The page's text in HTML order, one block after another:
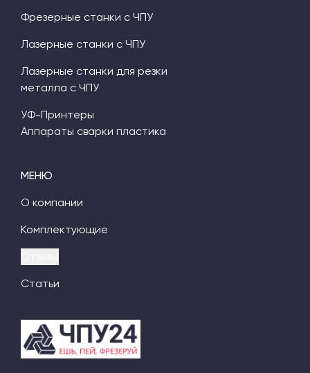
МЕНЮ
О компании
Комплектующие
Статьи
Фрезерные станки с ЧПУ
Лазерные станки с ЧПУ
Лазерные станки для резки
металла с ЧПУ
УФ-Принтеры
Аппараты сварки пластика